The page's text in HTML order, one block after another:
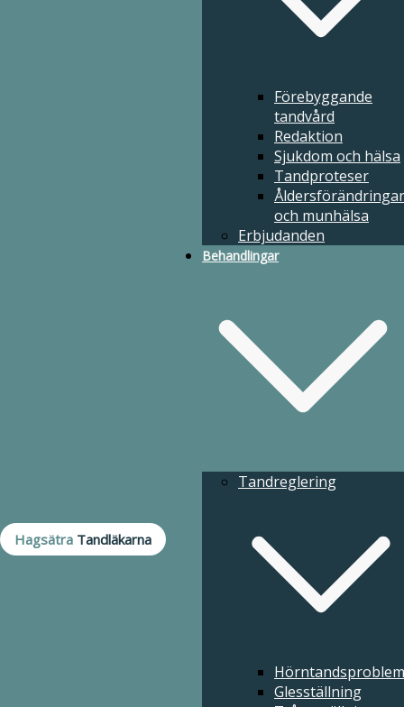
Sjukdom och hälsa
Åldersförändringar och munhälsa
Erbjudanden
Behandlingar
Hagsätra Tandläkarna
Förebyggande
tandvård
Redaktion
Sjukdom och hälsa
Tandproteser
Åldersförändringar
och munhälsa
Erbjudanden
Behandlingar
Tandreglering
Hörntandsproblem
Glesställning